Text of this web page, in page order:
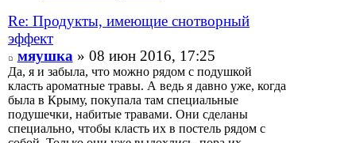
Re: Продукты, имеющие снотворный
эффект
мяушка » 08 июн 2016, 17:25
Да, я и забыла, что можно рядом с подушкой
класть ароматные травы. А ведь я давно уже, когда
была в Крыму, покупала там специальные
подушечки, набитые травами. Они сделаны
специально, чтобы класть их в постель рядом с